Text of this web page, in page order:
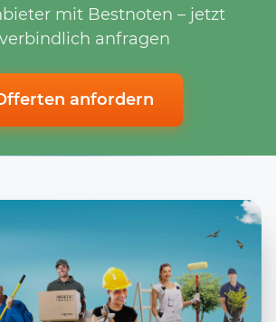
mit Bestnoten – jetzt
anfragen
anfordern